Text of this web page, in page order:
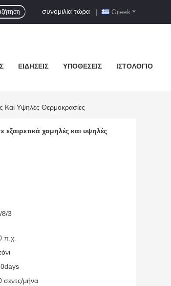
Greek
συνομιλία τώρα |
ΕΙΔΉΣΕΙΣ ΥΠΟΘΈΣΕΙΣ ΙΣΤΟΛΌΓΙΟ
Και Υψηλές Θερμοκρασίες
χαμηλές και υψηλές
8/3
π.χ.
σεντς/μήνα